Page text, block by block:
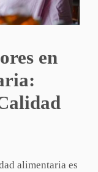
en
alimentaria es